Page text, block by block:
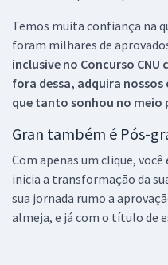
Temos muita confiança na
foram milhares de
inclusive no Concurso CNU
fora dessa, adquira nossos
que tanto sonhou no meio
Gran também é Pós-
Com apenas um clique,
inicia a transformação da
sua jornada rumo a
almeja, e já com o título de